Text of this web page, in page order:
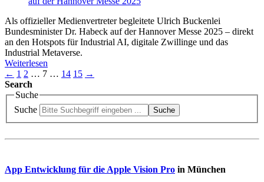
Als offizieller Medienvertreter begleitete Ulrich Buckenlei
Bundesminister Dr. Habeck auf der Hannover Messe 2025 – direkt
an den Hotspots für Industrial AI, digitale Zwillinge und das
Industrial Metaverse.
Weiterlesen
← 1 2 … 7 … 14 15 →
Search
Suche
Suche
Suche
App Entwicklung für die Apple Vision Pro in München